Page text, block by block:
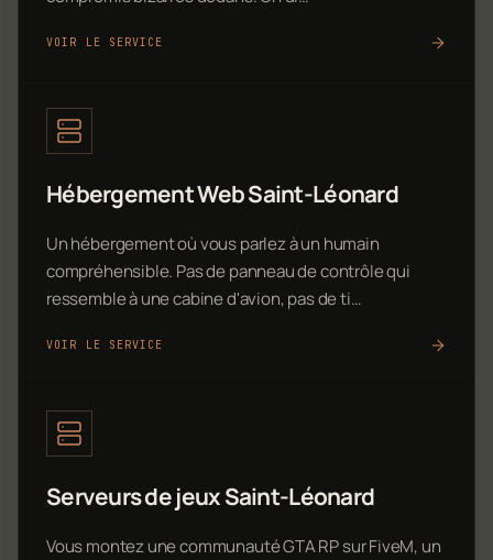
VOIR LE SERVICE
Hébergement Web Saint-Léonard
Un hébergement où vous parlez à un humain
compréhensible. Pas de panneau de contrôle qui
ressemble à une cabine d'avion, pas de ti…
VOIR LE SERVICE
Serveurs de jeux Saint-Léonard
Vous montez une communauté GTA RP sur FiveM, un